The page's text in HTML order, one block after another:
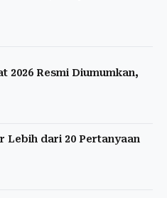
2026 Resmi Diumumkan,
Lebih dari 20 Pertanyaan